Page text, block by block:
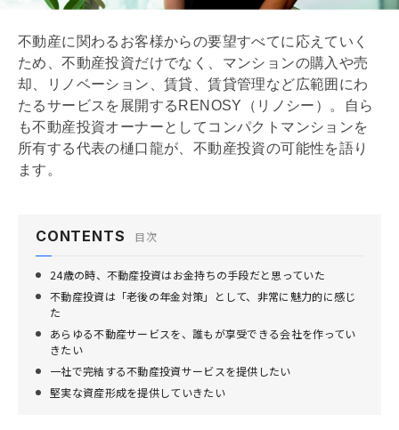
不動産に関わるお客様からの要望すべてに応えていく
ため、不動産投資だけでなく、マンションの購入や売
却、
リノベーション 、賃貸、賃貸管理など広範囲にわ
たるサービスを展開するRENOSY（リノシー）。自ら
も不動産投資オーナーとしてコンパクトマンションを
所有する代表の樋口龍が、不動産投資の可能性を語り
ます。
CONTENTS 目次
24歳の時、不動産投資はお金持ちの手段だと思っていた
不動産投資は「老後の年金対策」として、非常に魅力的に感じ
た
あらゆる不動産サービスを、誰もが享受できる会社を作ってい
きたい
一社で完結する不動産投資サービスを提供したい
堅実な資産形成を提供していきたい